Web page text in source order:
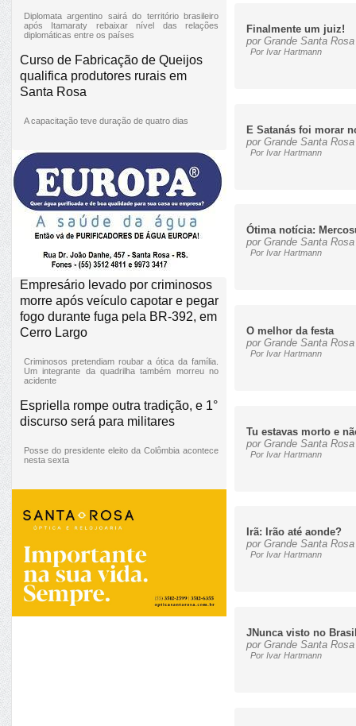
Diplomata argentino sairá do território brasileiro
após Itamaraty rebaixar nível das relações
diplomáticas entre os países
Curso de Fabricação de Queijos
qualifica produtores rurais em
Santa Rosa
A capacitação teve duração de quatro dias
Empresário levado por criminosos
morre após veículo capotar e pegar
fogo durante fuga pela BR-392, em
Cerro Largo
Criminosos pretendiam roubar a ótica da família.
Um integrante da quadrilha também morreu no
acidente
Espriella rompe outra tradição, e 1°
discurso será para militares
Posse do presidente eleito da Colômbia acontece
nesta sexta
Finalmente um juiz!
por Grande Santa
Por Ivar Hartmann
E Satanás foi morar
por Grande Santa
Por Ivar Hartmann
Ótima notícia:
por Grande Santa
Por Ivar Hartmann
O melhor da festa
por Grande Santa
Por Ivar Hartmann
Tu estavas morto e
por Grande Santa
Por Ivar Hartmann
Irã: Irão até aonde?
por Grande Santa
Por Ivar Hartmann
JNunca visto no
por Grande Santa
Por Ivar Hartmann